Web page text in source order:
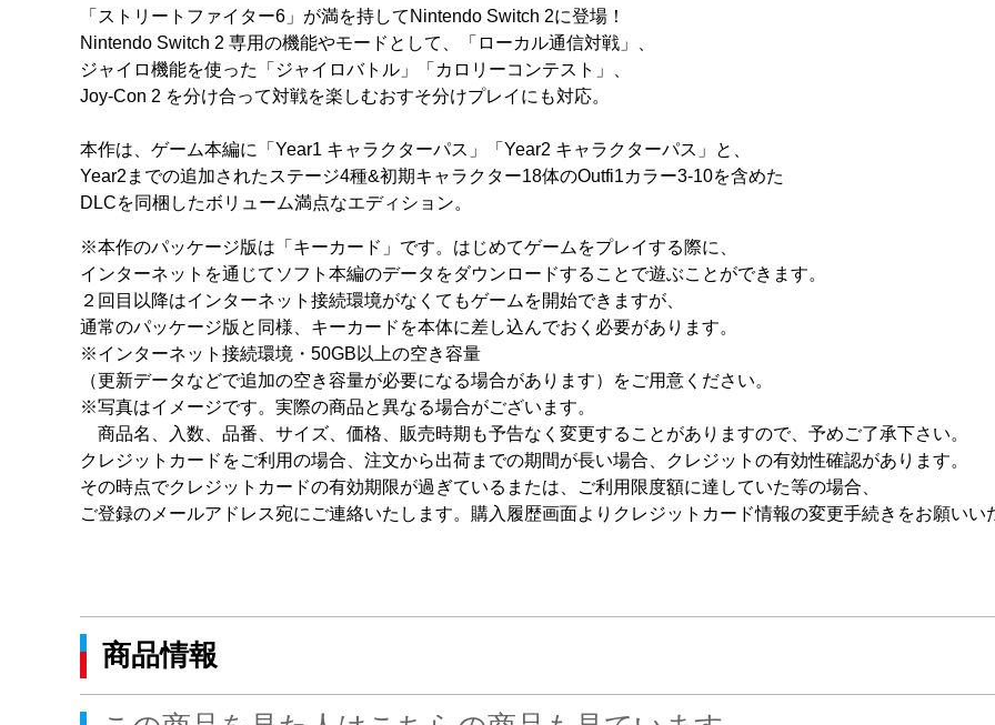
「ストリートファイター6」が満を持してNintendo Switch 2に登場！
Nintendo Switch 2 専用の機能やモードとして、「ローカル通信対戦」、
ジャイロ機能を使った「ジャイロバトル」「カロリーコンテスト」、
Joy-Con 2 を分け合って対戦を楽しむおすそ分けプレイにも対応。
本作は、ゲーム本編に「Year1 キャラクターパス」「Year2 キャラクターパス」と、
Year2までの追加されたステージ4種&初期キャラクター18体のOutfi1カラー3-10を含めた
DLCを同梱したボリューム満点なエディション。
※本作のパッケージ版は「キーカード」です。はじめてゲームをプレイする際に、
インターネットを通じてソフト本編のデータをダウンロードすることで遊ぶことができます。
２回目以降はインターネット接続環境がなくてもゲームを開始できますが、
通常のパッケージ版と同様、キーカードを本体に差し込んでおく必要があります。
※インターネット接続環境・50GB以上の空き容量
（更新データなどで追加の空き容量が必要になる場合があります）をご用意ください。
※写真はイメージです。実際の商品と異なる場合がございます。
商品名、入数、品番、サイズ、価格、販売時期も予告なく変更することがありますので、予めご了承下さい。
クレジットカードをご利用の場合、注文から出荷までの期間が長い場合、クレジットの有効性確認があります。
その時点でクレジットカードの有効期限が過ぎているまたは、ご利用限度額に達していた等の場合、
ご登録のメールアドレス宛にご連絡いたします。購入履歴画面よりクレジットカード情報の変更手続きをお願いい
商品情報